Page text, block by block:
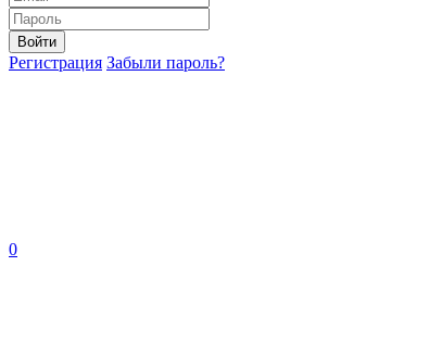
Войти
Регистрация Забыли пароль?
0